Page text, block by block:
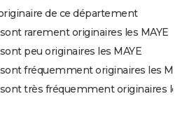
de ce département
rarement originaires les MAYE
peu originaires les MAYE
fréquemment originaires les
très fréquemment originaires